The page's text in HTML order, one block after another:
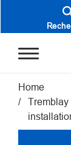
Aller au
Fil d'Ariane
Home
Tremblay